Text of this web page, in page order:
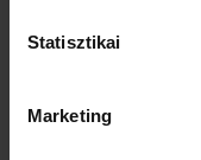
Statisztikai
Marketing